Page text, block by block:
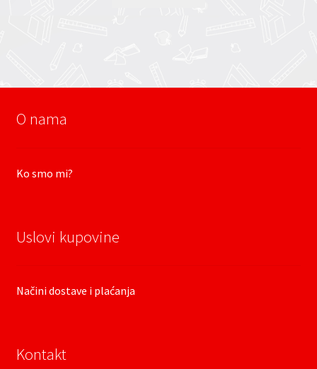
O nama
Ko smo mi?
Uslovi kupovine
Načini dostave i plaćanja
Kontakt